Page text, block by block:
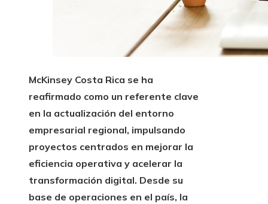
McKinsey Costa Rica se ha
reafirmado como un referente clave
en la actualización del entorno
empresarial regional, impulsando
proyectos centrados en mejorar la
eficiencia operativa y acelerar la
transformación digital. Desde su
base de operaciones en el país, la